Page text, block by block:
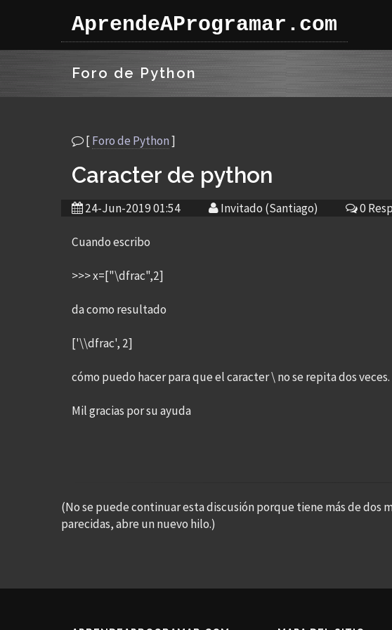
AprendeAProgramar.com
Foro de Python
[Foro de Python]
Caracter de python
24-Jun-2019 01:54 Invitado (Santiago) 0
Cuando escribo
>>> x=["\dfrac",2]
da como resultado
['\\dfrac', 2]
cómo puedo hacer para que el caracter \ no se repita dos veces.
Mil gracias por su ayuda
(No se puede continuar esta discusión porque tiene más de dos
parecidas, abre un nuevo hilo.)